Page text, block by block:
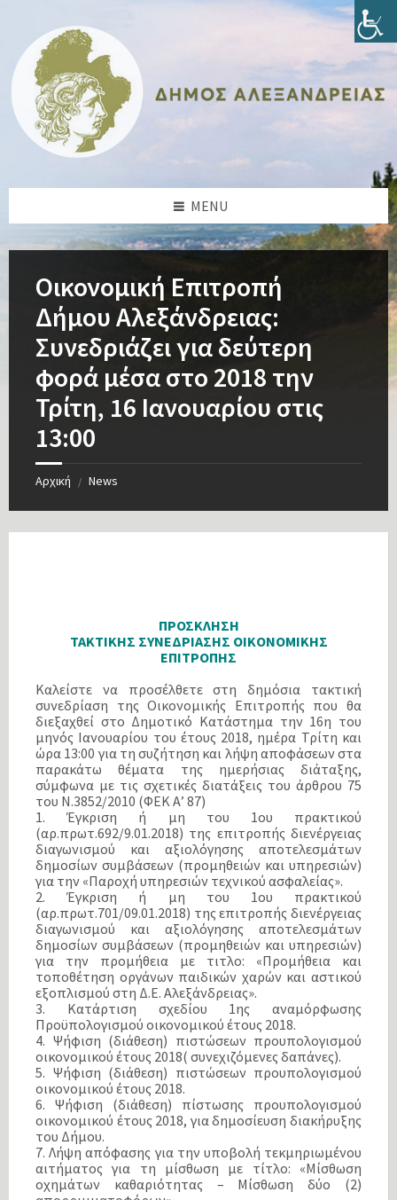
content
sidebar
sidebar
footer
MENU
Οικονομική Επιτροπή
Δήμου Αλεξάνδρειας:
Συνεδριάζει για δεύτερη
φορά μέσα στο 2018 την
Τρίτη, 16 Ιανουαρίου στις
13:00
Αρχική / News
ΠΡΟΣΚΛΗΣΗ
ΤΑΚΤΙΚΗΣ ΣΥΝΕΔΡΙΑΣΗΣ ΟΙΚΟΝΟΜΙΚΗΣ
ΕΠΙΤΡΟΠΗΣ
Καλείστε να προσέλθετε στη δημόσια τακτική
συνεδρίαση της Οικονομικής Επιτροπής που θα
διεξαχθεί στο Δημοτικό Κατάστημα την 16η του
μηνός Ιανουαρίου του έτους 2018, ημέρα Τρίτη και
ώρα 13:00 για τη συζήτηση και λήψη αποφάσεων στα
παρακάτω θέματα της ημερήσιας διάταξης,
σύμφωνα με τις σχετικές διατάξεις του άρθρου 75
του Ν.3852/2010 (ΦΕΚ Α’ 87)
1. Έγκριση ή μη του 1ου πρακτικού
(αρ.πρωτ.692/9.01.2018) της επιτροπής διενέργειας
διαγωνισμού και αξιολόγησης αποτελεσμάτων
δημοσίων συμβάσεων (προμηθειών και υπηρεσιών)
για την «Παροχή υπηρεσιών τεχνικού ασφαλείας».
2. Έγκριση ή μη του 1ου πρακτικού
(αρ.πρωτ.701/09.01.2018) της επιτροπής διενέργειας
διαγωνισμού και αξιολόγησης αποτελεσμάτων
δημοσίων συμβάσεων (προμηθειών και υπηρεσιών)
για την προμήθεια με τιτλο: «Προμήθεια και
τοποθέτηση οργάνων παιδικών χαρών και αστικού
εξοπλισμού στη Δ.Ε. Αλεξάνδρειας».
3. Kατάρτιση σχεδίου 1ης αναμόρφωσης
Προϋπολογισμού οικονομικού έτους 2018.
4. Ψήφιση (διάθεση) πιστώσεων προυπολογισμού
οικονομικού έτους 2018( συνεχιζόμενες δαπάνες).
5. Ψήφιση (διάθεση) πιστώσεων προυπολογισμού
οικονομικού έτους 2018.
6. Ψήφιση (διάθεση) πίστωσης προυπολογισμού
οικονομικού έτους 2018, για δημοσίευση διακήρυξης
του Δήμου.
7. Λήψη απόφασης για την υποβολή τεκμηριωμένου
αιτήματος για τη μίσθωση με τίτλο: «Μίσθωση
οχημάτων καθαριότητας – Μίσθωση δύο (2)